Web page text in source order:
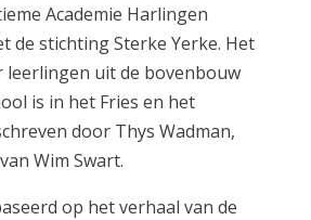
Academie Harlingen
de stichting Sterke Yerke. Het
leerlingen uit de bovenbouw
is in het Fries en het
door Thys Wadman,
Wim Swart.
op het verhaal van de